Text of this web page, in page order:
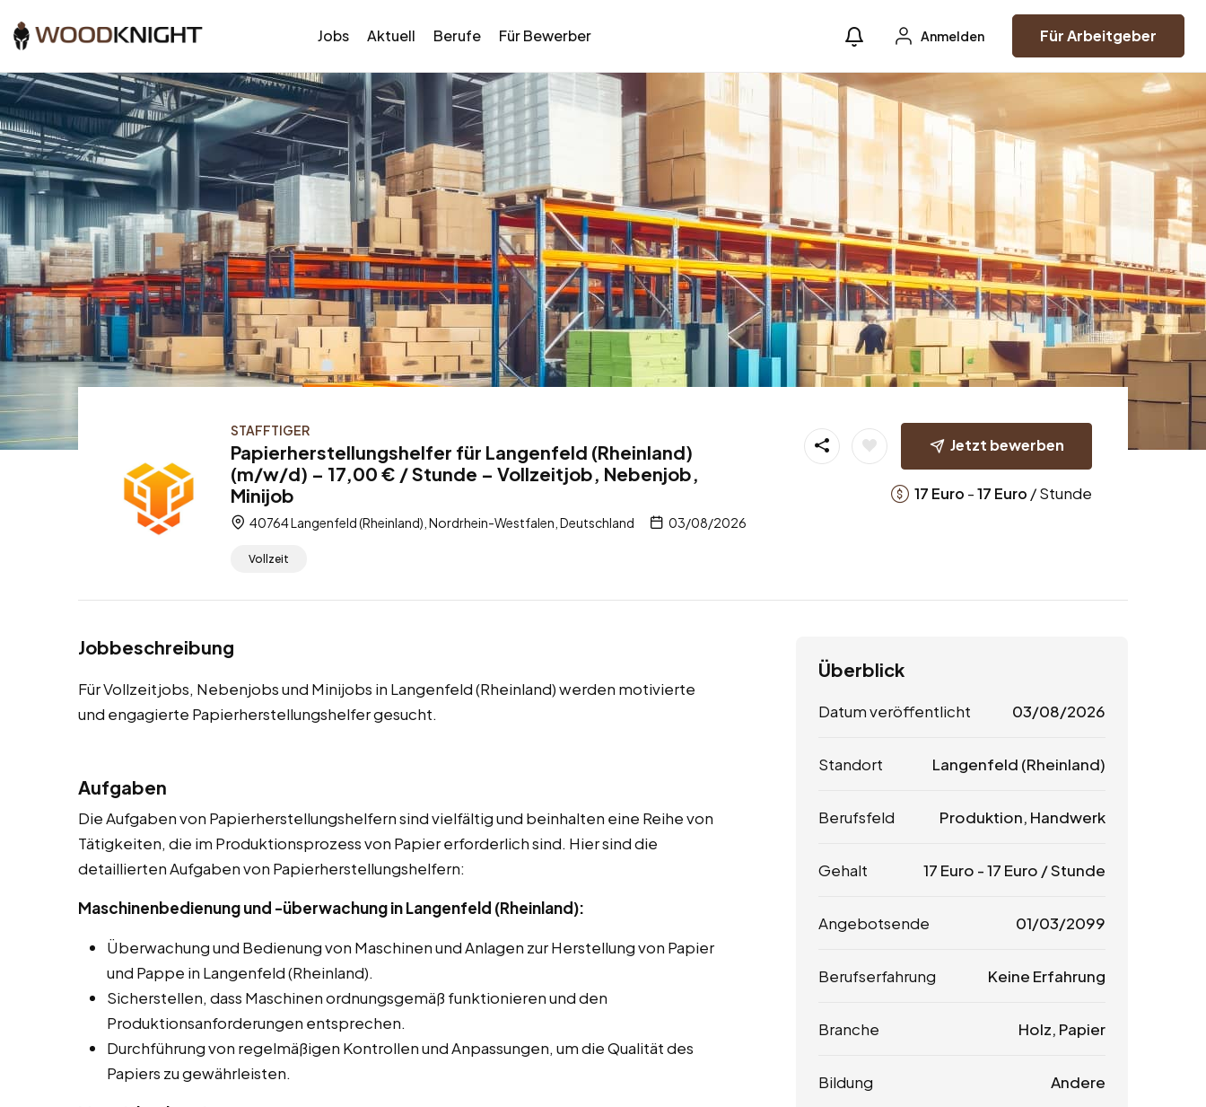
Jobs Aktuell Berufe Für Bewerber Anmelden Für Arbeitgeber
STAFFTIGER
Papierherstellungshelfer für Langenfeld (Rheinland)
(m/w/d) – 17,00 € / Stunde – Vollzeitjob, Nebenjob,
Minijob
40764 Langenfeld (Rheinland), Nordrhein-Westfalen, Deutschland 03/08/2026
Vollzeit
Jetzt bewerben
17 Euro -17 Euro / Stunde
Jobbeschreibung
Für Vollzeitjobs, Nebenjobs und Minijobs in Langenfeld (Rheinland) werden motivierte
und engagierte Papierherstellungshelfer gesucht.
Aufgaben
Die Aufgaben von Papierherstellungshelfern sind vielfältig und beinhalten eine Reihe von
Tätigkeiten, die im Produktionsprozess von Papier erforderlich sind. Hier sind die
detaillierten Aufgaben von Papierherstellungshelfern:
Maschinenbedienung und -überwachung in Langenfeld (Rheinland):
Überwachung und Bedienung von Maschinen und Anlagen zur Herstellung von Papier
und Pappe in Langenfeld (Rheinland).
Sicherstellen, dass Maschinen ordnungsgemäß funktionieren und den
Produktionsanforderungen entsprechen.
Durchführung von regelmäßigen Kontrollen und Anpassungen, um die Qualität des
Papiers zu gewährleisten.
Überblick
Datum veröffentlicht 03/08/2026
Standort Langenfeld (Rheinland)
Berufsfeld Produktion, Handwerk
Gehalt 17 Euro -17 Euro / Stunde
Angebotsende 01/03/2099
Berufserfahrung Keine Erfahrung
Branche Holz, Papier
Bildung Andere